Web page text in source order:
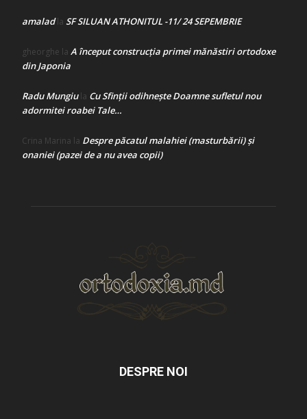
amaladla SF SILUAN ATHONITUL -11/ 24 SEPEMBRIE
gheorghe la A început construcţia primei mănăstiri ortodoxe
din Japonia
Radu Mungiula Cu Sfinții odihnește Doamne sufletul nou
adormitei roabei Tale…
Crina Marina la Despre păcatul malahiei (masturbării) şi
onaniei (pazei de a nu avea copii)
DESPRE NOI